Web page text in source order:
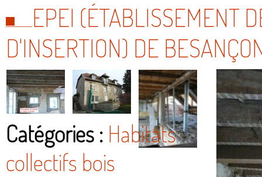
EPEI (ÉTABLISSEMENT
D'INSERTION) DE
Catégories : Habitats
collectifs bois